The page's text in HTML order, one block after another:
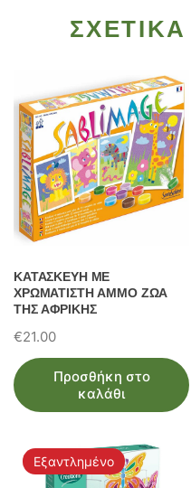
ΚΑΤΑΣΚΕΥΗ ΜΕ
ΧΡΩΜΑΤΙΣΤΗ ΑΜΜΟ ΖΩΑ
ΤΗΣ ΑΦΡΙΚΗΣ
€21.00
Προσθήκη στο
καλάθι
Εξαντλημένο